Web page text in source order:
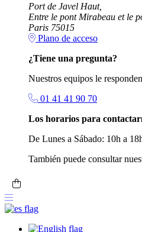
Port de Javel Haut,
Entre le pont Mirabeau et le
Paris 75015
Plano de acceso
¿Tiene una pregunta?
Nuestros equipos le responden
01 41 41 90 70
Los horarios para
De Lunes a Sábado: 10h a
También puede consultar